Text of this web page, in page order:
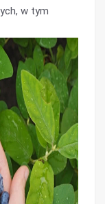
w tym